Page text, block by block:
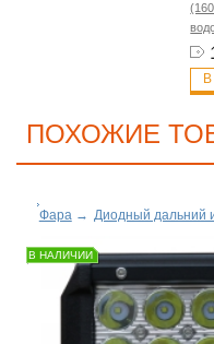
ПОХОЖИЕ
Фара→ Диодный дальний
В НАЛИЧИИ